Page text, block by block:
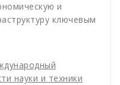
и
ключевым
науки и техники